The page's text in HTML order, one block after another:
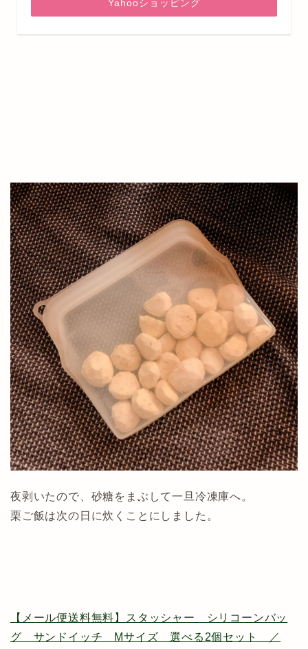
Yahooショッピング
夜剥いたので、砂糖をまぶして一旦冷凍庫へ。
栗ご飯は次の日に炊くことにしました。
【メール便送料無料】スタッシャー シリコーンバッ
グ サンドイッチ Mサイズ 選べる2個セット ／